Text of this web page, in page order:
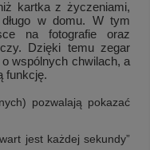
kartka z życzeniami,
w domu. W tym
na fotografie oraz
Dzięki temu zegar
wspólnych chwilach, a
funkcję.
pozwalają pokazać
jest każdej sekundy”